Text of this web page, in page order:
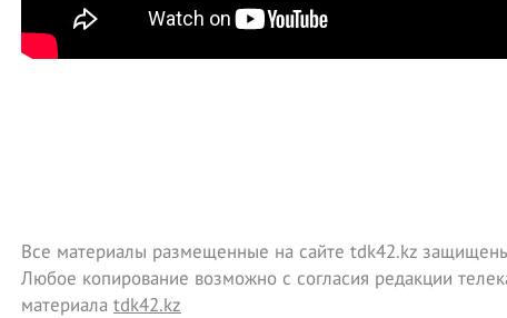
Все материалы размещенные на сайте tdk42.kz
Любое копирование возможно с согласия редакции
материала tdk42.kz